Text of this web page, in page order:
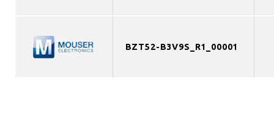
BZT52-B3V9S_R1_00001